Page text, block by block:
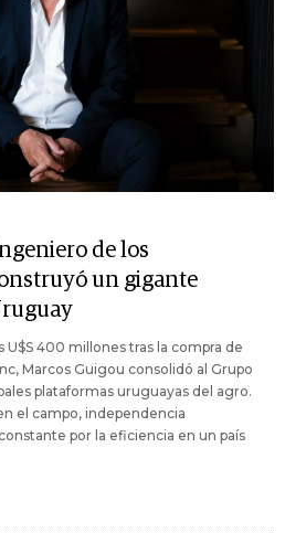
de los
un gigante
400 millones tras la compra de
Marcos Guigou consolidó al Grupo
plataformas uruguayas del agro.
el campo, independencia
por la eficiencia en un país